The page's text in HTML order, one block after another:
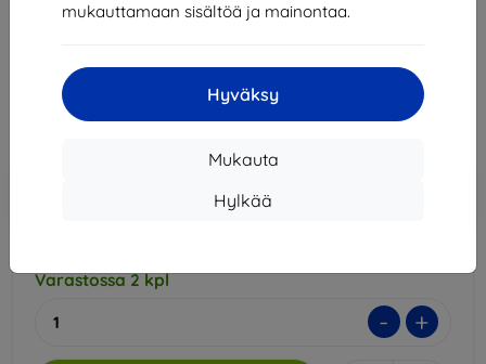
mukauttamaan sisältöä ja mainontaa.
Hyväksy
Mukauta
Hylkää
Kuvaus ja tekniset tiedot
13,42 €
Varastossa 2 kpl
- +